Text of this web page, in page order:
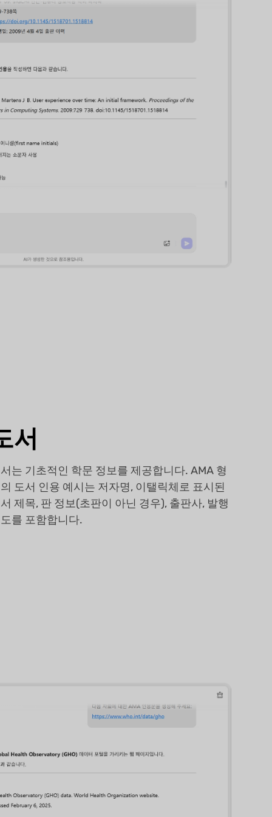
서
는 기초적인 학문 정보를 제공합니다. AMA 형
도서 인용 예시는 저자명, 이탤릭체로 표시된
제목, 판 정보(초판이 아닌 경우), 출판사, 발행
를 포함합니다.